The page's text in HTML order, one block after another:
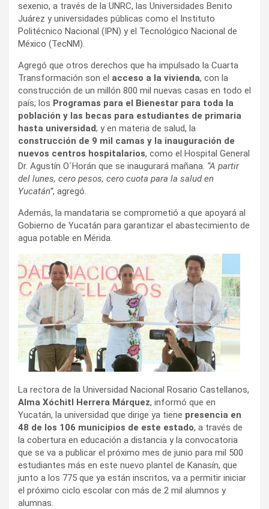
sexenio, a través de la UNRC, las Universidades Benito
Juárez y universidades públicas como el Instituto
Politécnico Nacional (IPN) y el Tecnológico Nacional de
México (TecNM).
Agregó que otros derechos que ha impulsado la Cuarta
Transformación son el acceso a la vivienda, con la
construcción de un millón 800 mil nuevas casas en todo el
país; los Programas para el Bienestar para toda la
población y las becas para estudiantes de primaria
hasta universidad; y en materia de salud, la
construcción de 9 mil camas y la inauguración de
nuevos centros hospitalarios, como el Hospital General
Dr. Agustín O´Horán que se inaugurará mañana. “A partir
del lunes, cero pesos, cero cuota para la salud en
Yucatán”, agregó.
Además, la mandataria se comprometió a que apoyará al
Gobierno de Yucatán para garantizar el abastecimiento de
agua potable en Mérida.
La rectora de la Universidad Nacional Rosario Castellanos,
Alma Xóchitl Herrera Márquez, informó que en
Yucatán, la universidad que dirige ya tiene presencia en
48 de los 106 municipios de este estado, a través de
la cobertura en educación a distancia y la convocatoria
que se va a publicar el próximo mes de junio para mil 500
estudiantes más en este nuevo plantel de Kanasín, que
junto a los 775 que ya están inscritos, va a permitir iniciar
el próximo ciclo escolar con más de 2 mil alumnos y
alumnas.